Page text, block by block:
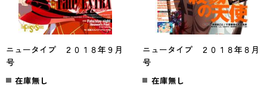
ニュータイプ ２０１８年９月
号
在庫無し
ニュータイプ ２０１８年８月
号
在庫無し